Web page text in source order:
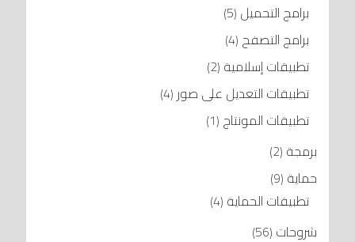
برامج التحميل (5)
برامج التصفح (4)
تطبيقات إسلامية (2)
تطبيقات التعديل على صور (4)
تطبيقات المونتاج (1)
برمجة (2)
حماية (9)
تطبيقات الحماية (4)
شروحات (56)